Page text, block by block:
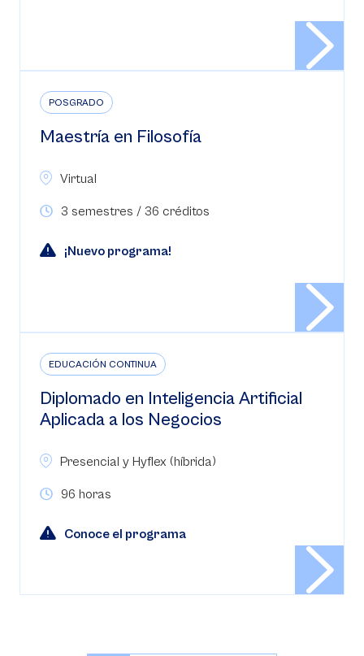
POSGRADO
Maestría en Filosofía
Virtual
3 semestres / 36 créditos
¡Nuevo programa!
EDUCACIÓN CONTINUA
Diplomado en Inteligencia Artificial
Aplicada a los Negocios
Presencial y Hyflex (híbrida)
96 horas
Conoce el programa